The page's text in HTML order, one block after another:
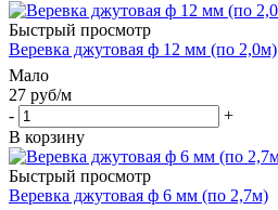
Быстрый просмотр
Веревка джутовая ф 12 мм (по 2,0м)
Мало
27 руб/м
-
+
В корзину
Быстрый просмотр
Веревка джутовая ф 6 мм (по 2,7м)